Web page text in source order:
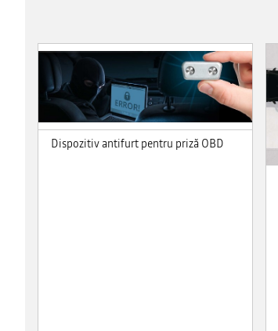
Dispozitiv antifurt pentru priză OBD